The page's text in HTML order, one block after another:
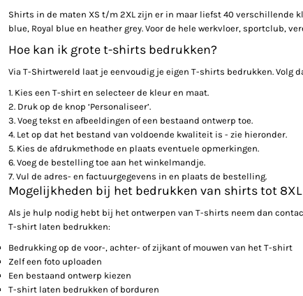
Shirts in de maten XS t/m 2XL zijn er in maar liefst 40 verschillende
blue, Royal blue en heather grey. Voor de hele werkvloer, sportclub,
Hoe kan ik grote t-shirts bedrukken?
Via T-Shirtwereld laat je eenvoudig je eigen T-shirts bedrukken. Volg
1. Kies een T-shirt en selecteer de kleur en maat.
2. Druk op de knop ‘Personaliseer’.
3. Voeg tekst en afbeeldingen of een bestaand ontwerp toe.
4. Let op dat het bestand van voldoende kwaliteit is - zie hieronder.
5. Kies de afdrukmethode en plaats eventuele opmerkingen.
6. Voeg de bestelling toe aan het winkelmandje.
7. Vul de adres- en factuurgegevens in en plaats de bestelling.
Mogelijkheden bij het bedrukken van shirts tot 8XL
Als je hulp nodig hebt bij het ontwerpen van T-shirts neem dan
T-shirt laten bedrukken:
Bedrukking op de voor-, achter- of zijkant of mouwen van het T-shirt
Zelf een foto uploaden
Een bestaand ontwerp kiezen
T-shirt laten bedrukken of borduren